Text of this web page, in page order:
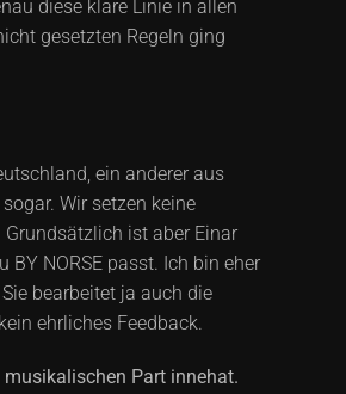
diese klare Linie in allen
gesetzten Regeln ging
ein anderer aus
Wir setzen keine
ist aber Einar
NORSE passt. Ich bin eher
bearbeitet ja auch die
ehrliches Feedback.
musikalischen Part innehat.